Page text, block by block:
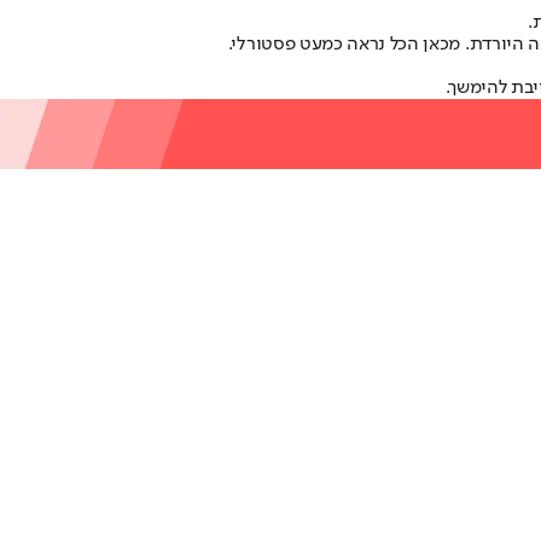
היורדת. מכאן הכל נראה כמעט פסטורלי.
להימשך.